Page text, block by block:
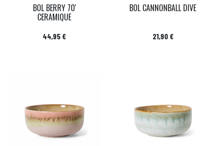
BOL BERRY 70'
CERAMIQUE
Prix
44,95 €
BOL CANNONBALL DIVE
Prix
21,90 €